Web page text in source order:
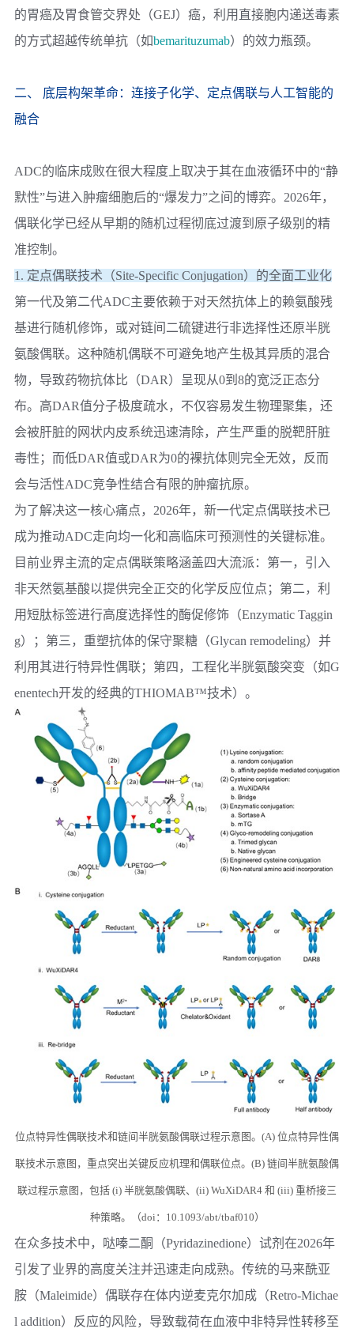
的胃癌及胃食管交界处（GEJ）癌，利用直接胞内递送毒素
的方式超越传统单抗（如bemarituzumab）的效力瓶颈。
二、 底层构架革命：连接子化学、定点偶联与人工智能的
融合
ADC的临床成败在很大程度上取决于其在血液循环中的“静
默性”与进入肿瘤细胞后的“爆发力”之间的博弈。2026年，
偶联化学已经从早期的随机过程彻底过渡到原子级别的精
准控制。
1. 定点偶联技术（Site-Specific Conjugation）的全面工业化
第一代及第二代ADC主要依赖于对天然抗体上的赖氨酸残
基进行随机修饰，或对链间二硫键进行非选择性还原半胱
氨酸偶联。这种随机偶联不可避免地产生极其异质的混合
物，导致药物抗体比（DAR）呈现从0到8的宽泛正态分
布。高DAR值分子极度疏水，不仅容易发生物理聚集，还
会被肝脏的网状内皮系统迅速清除，产生严重的脱靶肝脏
毒性；而低DAR值或DAR为0的裸抗体则完全无效，反而
会与活性ADC竞争性结合有限的肿瘤抗原。
为了解决这一核心痛点，2026年，新一代定点偶联技术已
成为推动ADC走向均一化和高临床可预测性的关键标准。
目前业界主流的定点偶联策略涵盖四大流派：第一，引入
非天然氨基酸以提供完全正交的化学反应位点；第二，利
用短肽标签进行高度选择性的酶促修饰（Enzymatic Taggin
g）；第三，重塑抗体的保守聚糖（Glycan remodeling）并
利用其进行特异性偶联；第四，工程化半胱氨酸突变（如G
enentech开发的经典的THIOMAB™技术）。
位点特异性偶联技术和链间半胱氨酸偶联过程示意图。(A) 位点特异性偶
联技术示意图，重点突出关键反应机理和偶联位点。(B) 链间半胱氨酸偶
联过程示意图，包括 (i) 半胱氨酸偶联、(ii) WuXiDAR4 和 (iii) 重桥接三
种策略。（doi：10.1093/abt/tbaf010）
在众多技术中，哒嗪二酮（Pyridazinedione）试剂在2026年
引发了业界的高度关注并迅速走向成熟。传统的马来酰亚
胺（Maleimide）偶联存在体内逆麦克尔加成（Retro-Michae
l addition）反应的风险，导致载荷在血液中非特异性转移至